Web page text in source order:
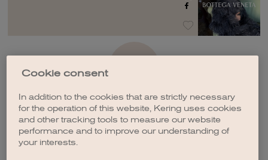
Cookie consent
In addition to the cookies that are strictly necessary
for the operation of this website, Kering uses cookies
and other tracking tools to measure our website
performance and to improve our understanding of
your interests.